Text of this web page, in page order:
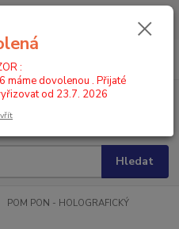
máme dovolenou . Přijaté
Hledat
POM PON - HOLOGRAFICKÝ
:
máme dovolenou . Přijaté
od 23.7. 2026